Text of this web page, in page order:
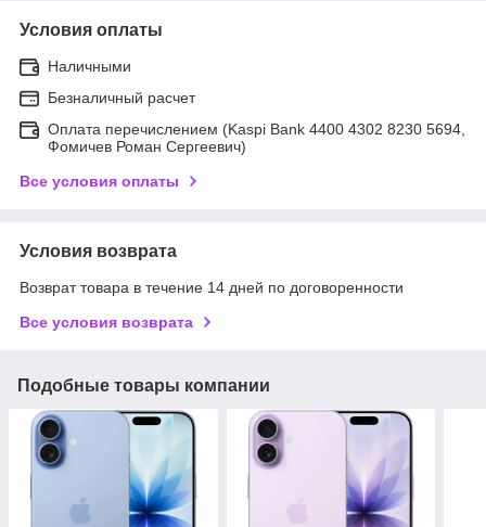
Условия оплаты
Наличными
Безналичный расчет
Оплата перечислением (Kaspi Bank 4400 4302 8230 5694,
Фомичев Роман Сергеевич)
Все условия оплаты
Условия возврата
Возврат товара в течение 14 дней по договоренности
Все условия возврата
Подобные товары компании